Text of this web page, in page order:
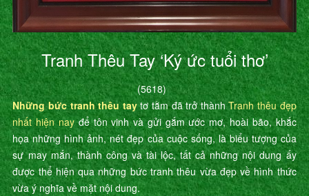
Tranh Thêu Tay ‘Ký ức tuổi thơ’
(5618)
Những bức tranh thêu taytơ tằm đã trở thànhTranh thêu đẹp
nhất hiện nayđể tôn vinh và gửi gắm ước mơ, hoài bão, khắc
họa những hình ảnh, nét đẹp của cuộc sống, là biểu tượng của
sự may mắn, thành công và tài lộc, tất cả những nội dung ấy
được thể hiện qua những bức tranh thêu vừa đẹp về hình thức
vừa ý nghĩa về mặt nội dung.